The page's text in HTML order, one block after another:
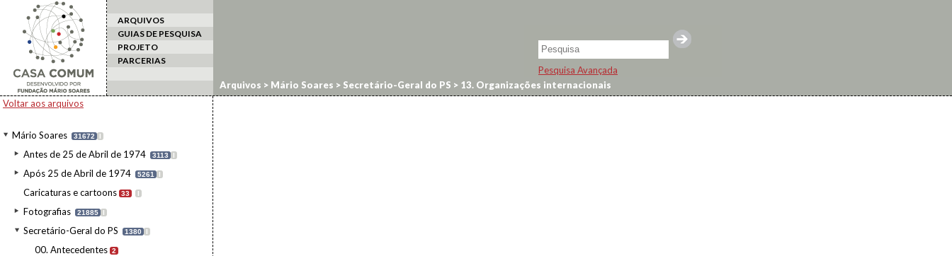
ARQUIVOS
GUIAS DE PESQUISA
PROJETO
PARCERIAS
Pesquisa Avançada
Voltar aos arquivos
Mário Soares 31672 I
Antes de 25 de Abril de 1974 3113 I
Após 25 de Abril de 1974 5261 I
Caricaturas e cartoons 33 I
Fotografias 21885 I
Secretário-Geral do PS 1380 I
00. Antecedentes 2
Arquivos > Mário Soares > Secretário-Geral do PS > 13. Organizações internacionais